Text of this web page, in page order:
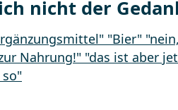
nicht der